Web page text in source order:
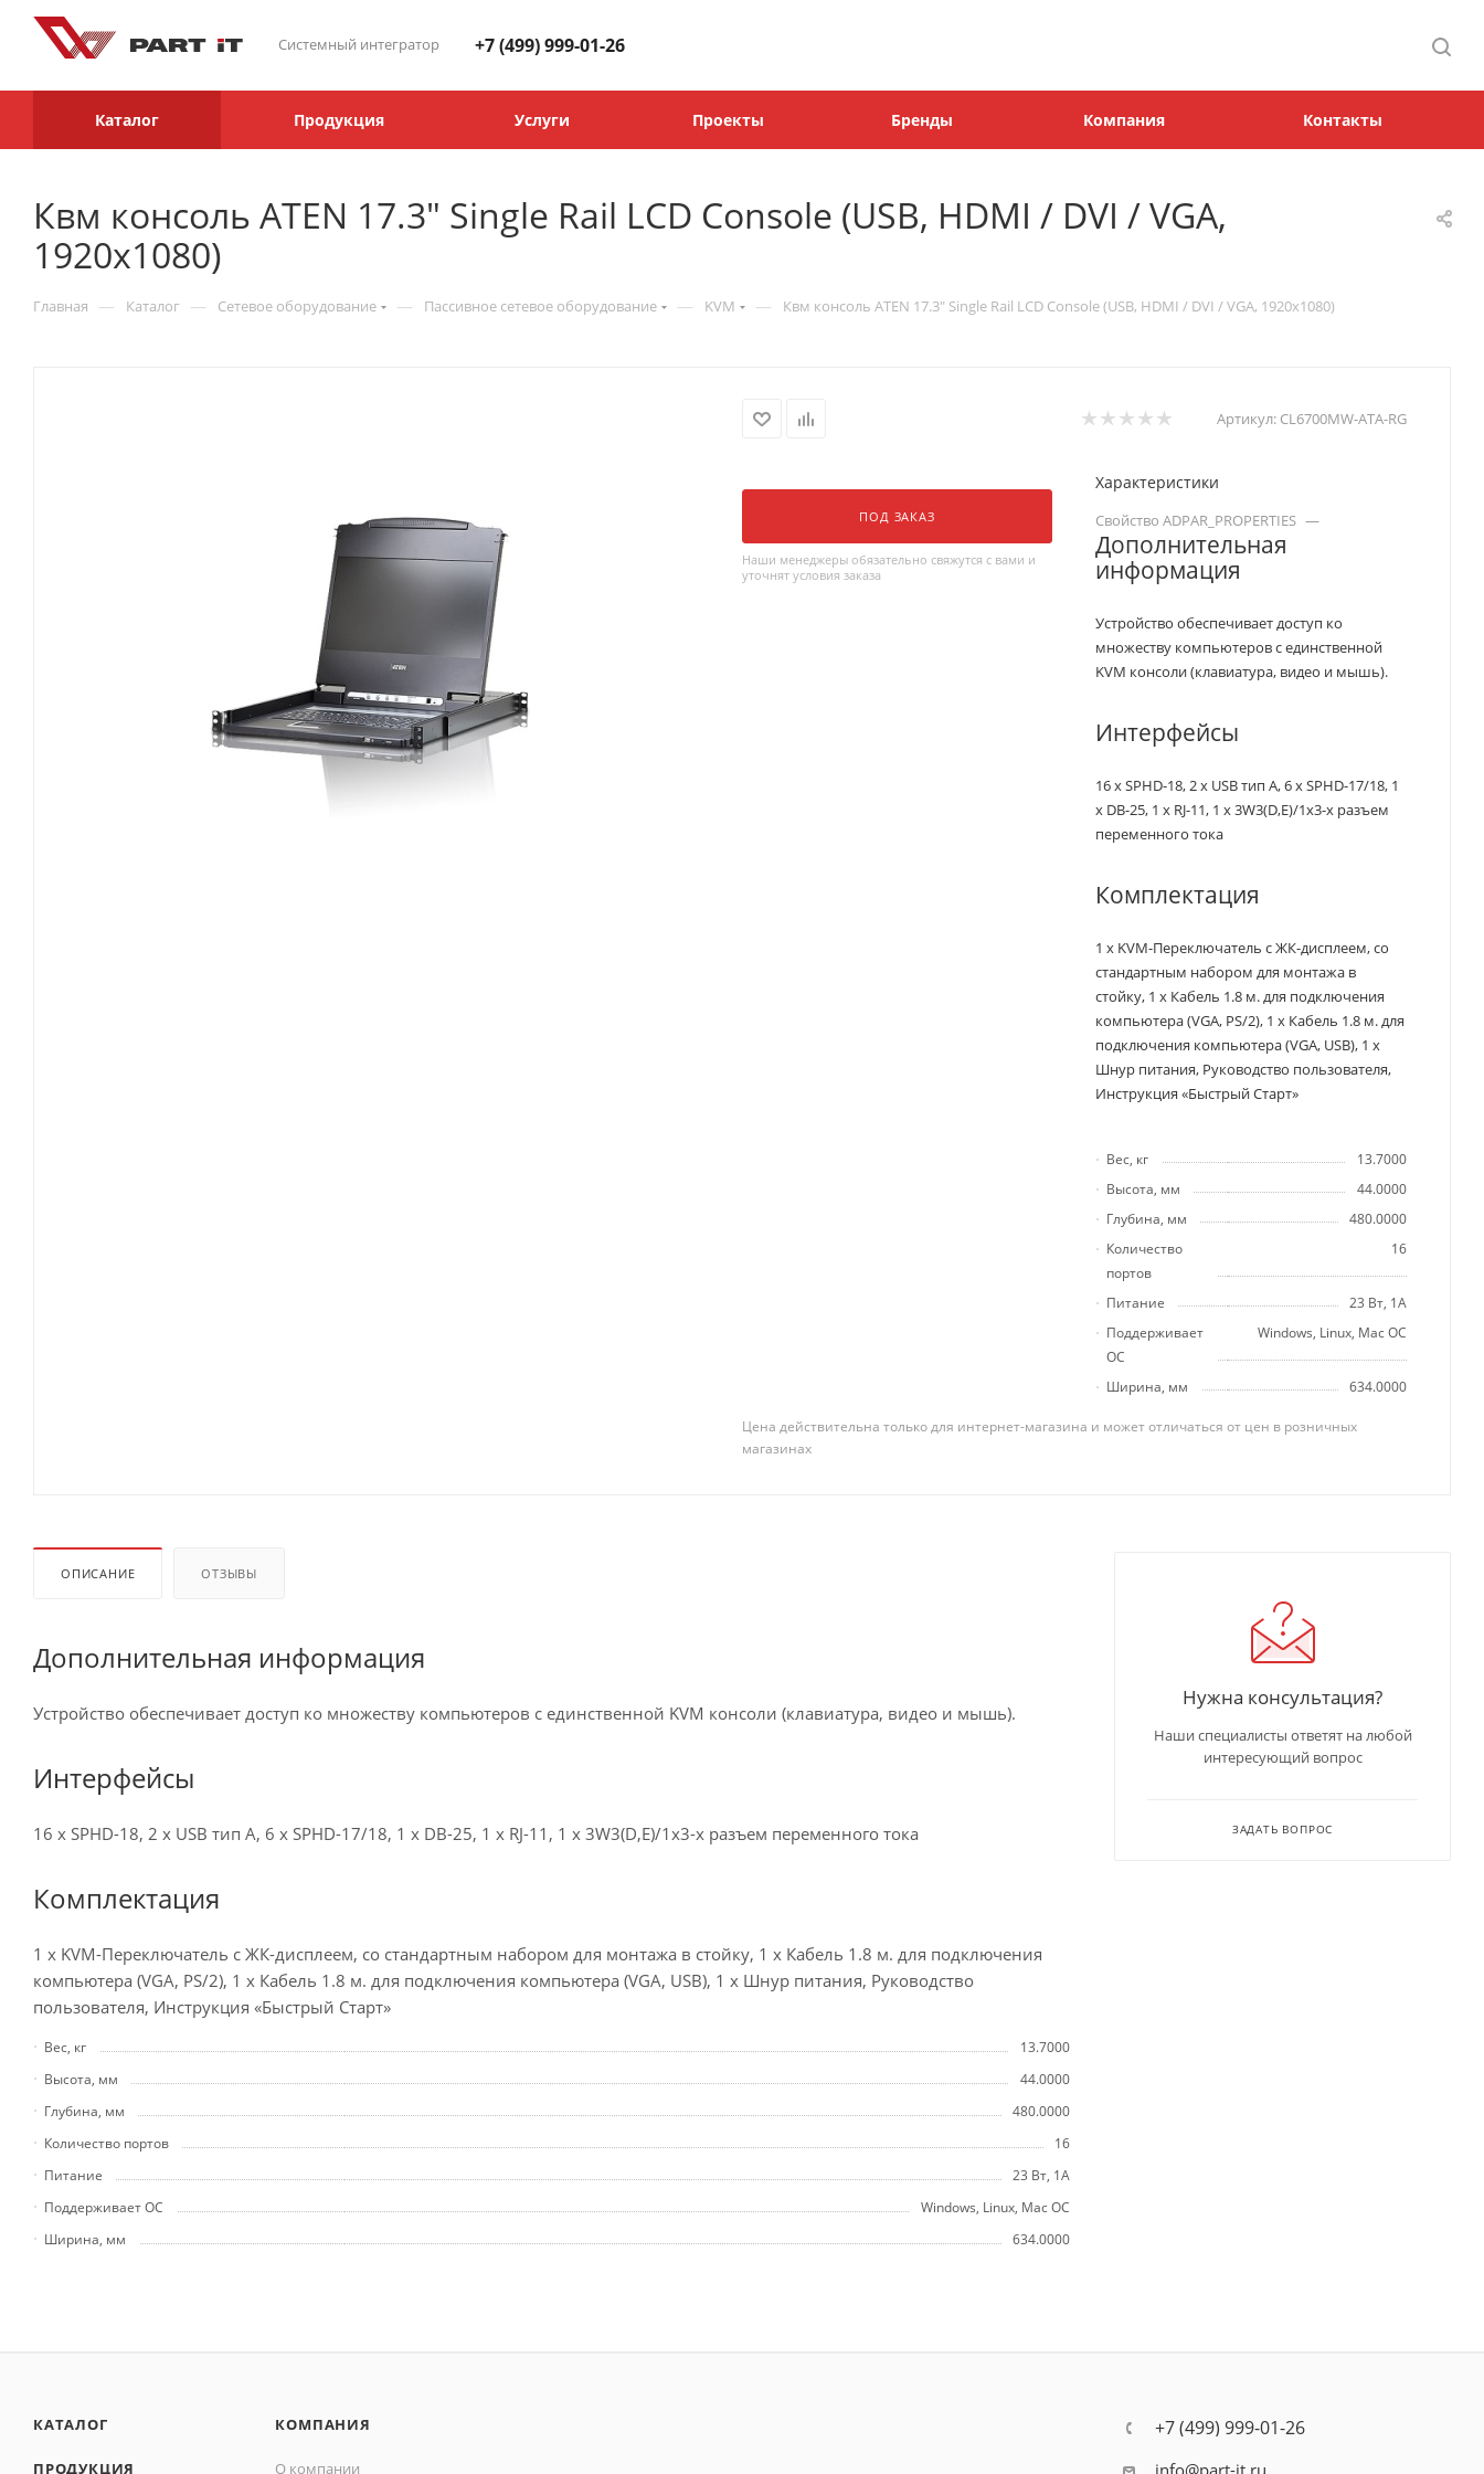
Системный интегратор +7 (499) 999-01-26
Каталог Продукция Услуги Проекты Бренды Компания Контакты
Квм консоль ATEN 17.3" Single Rail LCD Console (USB, HDMI / DVI / VGA,
1920x1080)
Главная — Каталог — Сетевое оборудование — Пассивное сетевое оборудование — KVM — Квм консоль ATEN 17.3" Single Rail LCD Console (USB, HDMI / DVI / VGA, 1920x1080)
Артикул: CL6700MW-ATA-RG
ПОД ЗАКАЗ
Наши менеджеры обязательно свяжутся с вами и
уточнят условия заказа
Характеристики
Свойство ADPAR_PROPERTIES —
Дополнительная
информация
Устройство обеспечивает доступ ко
множеству компьютеров с единственной
KVM консоли (клавиатура, видео и мышь).
Интерфейсы
16 x SPHD-18, 2 x USB тип A, 6 x SPHD-17/18, 1
x DB-25, 1 x RJ-11, 1 x 3W3(D,E)/1x3-х разъем
переменного тока
Комплектация
1 x KVM-Переключатель с ЖК-дисплеем, со
стандартным набором для монтажа в
стойку, 1 х Кабель 1.8 м. для подключения
компьютера (VGA, PS/2), 1 х Кабель 1.8 м. для
подключения компьютера (VGA, USB), 1 x
Шнур питания, Руководство пользователя,
Инструкция «Быстрый Старт»
Вес, кг
13.7000
Высота, мм
44.0000
Глубина, мм
480.0000
Количество
портов
16
Питание
23 Вт, 1А
Поддерживает
ОС
Windows, Linux, Mac OC
Ширина, мм 634.0000
Цена действительна только для интернет-магазина и может отличаться от цен в розничных
магазинах
ОПИСАНИЕ ОТЗЫВЫ
Дополнительная информация
Устройство обеспечивает доступ ко множеству компьютеров с единственной KVM консоли (клавиатура, видео и мышь).
Интерфейсы
16 x SPHD-18, 2 x USB тип A, 6 x SPHD-17/18, 1 x DB-25, 1 x RJ-11, 1 x 3W3(D,E)/1x3-х разъем переменного тока
Комплектация
1 x KVM-Переключатель с ЖК-дисплеем, со стандартным набором для монтажа в стойку, 1 х Кабель 1.8 м. для подключения
компьютера (VGA, PS/2), 1 х Кабель 1.8 м. для подключения компьютера (VGA, USB), 1 x Шнур питания, Руководство
пользователя, Инструкция «Быстрый Старт»
Вес, кг
13.7000
Высота, мм
44.0000
Глубина, мм
480.0000
Количество портов
16
Питание
23 Вт, 1А
Поддерживает ОС
Windows, Linux, Mac OC
Ширина, мм
634.0000
Нужна консультация?
Наши специалисты ответят на любой
интересующий вопрос
ЗАДАТЬ ВОПРОС
КАТАЛОГ
ПРОДУКЦИЯ
КОМПАНИЯ
О компании
+7 (499) 999-01-26
info@part-it.ru